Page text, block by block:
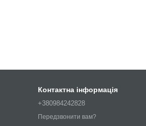
Контактна інформація
+380984242828
Передзвонити вам?